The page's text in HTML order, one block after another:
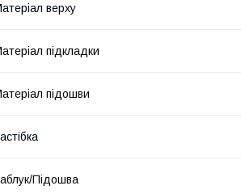
верху
підкладки
підошви
Підошва